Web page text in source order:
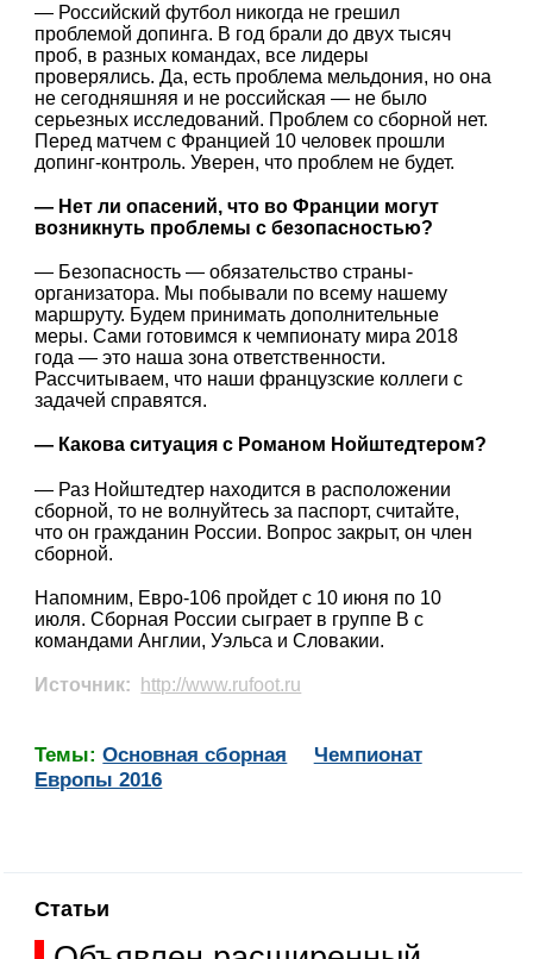
— Российский футбол никогда не грешил
проблемой допинга. В год брали до двух тысяч
проб, в разных командах, все лидеры
проверялись. Да, есть проблема мельдония, но она
не сегодняшняя и не российская — не было
серьезных исследований. Проблем со сборной нет.
Перед матчем с Францией 10 человек прошли
допинг-контроль. Уверен, что проблем не будет.
— Нет ли опасений, что во Франции могут
возникнуть проблемы с безопасностью?
— Безопасность — обязательство страны-
организатора. Мы побывали по всему нашему
маршруту. Будем принимать дополнительные
меры. Сами готовимся к чемпионату мира 2018
года — это наша зона ответственности.
Рассчитываем, что наши французские коллеги с
задачей справятся.
— Какова ситуация с Романом Нойштедтером?
— Раз Нойштедтер находится в расположении
сборной, то не волнуйтесь за паспорт, считайте,
что он гражданин России. Вопрос закрыт, он член
сборной.
Напомним, Евро-106 пройдет с 10 июня по 10
июля. Сборная России сыграет в группе B с
командами Англии, Уэльса и Словакии.
Источник: http://www.rufoot.ru
Темы:Основная сборная
Чемпионат
Европы 2016
Статьи